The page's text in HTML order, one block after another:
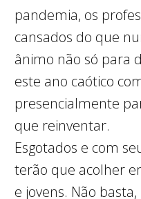
pandemia, os
cansados do que
ânimo não só para
este ano caótico
presencialmente
que reinventar.
Esgotados e com
terão que acolher
e jovens. Não